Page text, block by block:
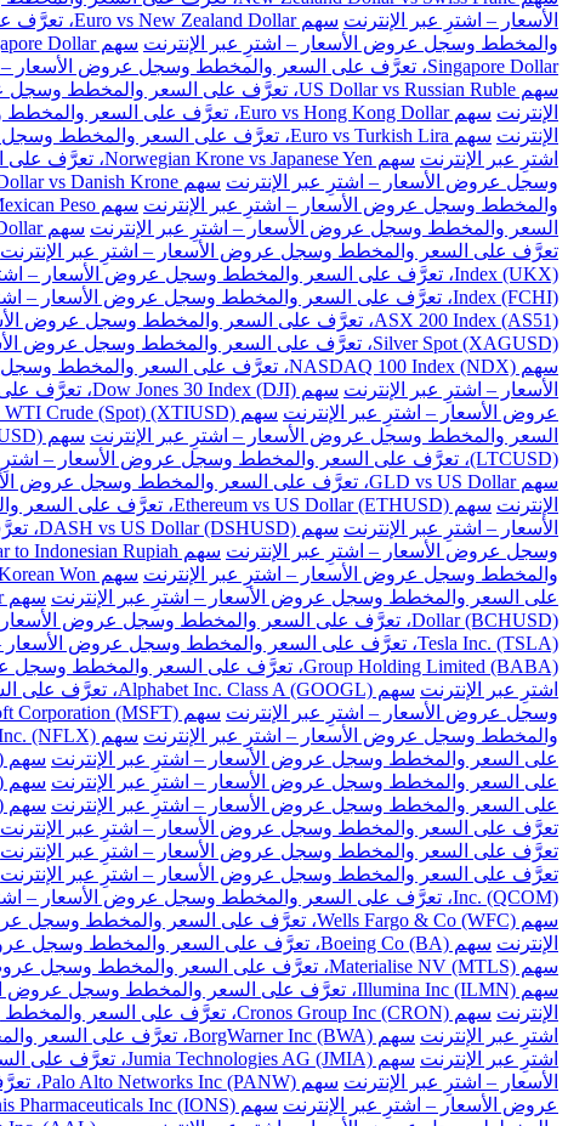
الأسعار – اشترِ عبر الإنترنت سهم Euro vs New Zealand Dollar، تعرَّف على السعر والمخطط وسجل عروض الأسعار – اشترِ عبر الإنترنت
والمخطط وسجل عروض الأسعار – اشترِ عبر الإنترنت سهم Great Britain Pound vs Singapore Dollar، تعرَّف على السعر والمخطط وسجل عروض الأسعار – اشترِ عبر الإنترنت
Singapore Dollar، تعرَّف على السعر والمخطط وسجل عروض الأسعار – اشترِ عبر الإنترنت
سهم US Dollar vs Russian Ruble، تعرَّف على السعر والمخطط وسجل عروض الأسعار – اشترِ عبر الإنترنت
الإنترنت سهم Euro vs Hong Kong Dollar، تعرَّف على السعر والمخطط وسجل عروض الأسعار – اشترِ عبر الإنترنت
الإنترنت سهم Euro vs Turkish Lira، تعرَّف على السعر والمخطط وسجل عروض الأسعار – اشترِ عبر الإنترنت
اشترِ عبر الإنترنت سهم Norwegian Krone vs Japanese Yen، تعرَّف على السعر والمخطط وسجل عروض الأسعار – اشترِ عبر الإنترنت
وسجل عروض الأسعار – اشترِ عبر الإنترنت سهم US Dollar vs Danish Krone، تعرَّف على السعر والمخطط وسجل عروض الأسعار – اشترِ عبر الإنترنت
والمخطط وسجل عروض الأسعار – اشترِ عبر الإنترنت سهم US Dollar vs Mexican Peso، تعرَّف على السعر والمخطط وسجل عروض الأسعار – اشترِ عبر الإنترنت
السعر والمخطط وسجل عروض الأسعار – اشترِ عبر الإنترنت سهم US Dollar vs Singapore Dollar، تعرَّف على السعر والمخطط وسجل عروض الأسعار – اشترِ عبر الإنترنت
تعرَّف على السعر والمخطط وسجل عروض الأسعار – اشترِ عبر الإنترنت
Index (UKX)، تعرَّف على السعر والمخطط وسجل عروض الأسعار – اشترِ عبر الإنترنت
Index (FCHI)، تعرَّف على السعر والمخطط وسجل عروض الأسعار – اشترِ عبر الإنترنت
ASX 200 Index (AS51)، تعرَّف على السعر والمخطط وسجل عروض الأسعار – اشترِ عبر الإنترنت
Silver Spot (XAGUSD)، تعرَّف على السعر والمخطط وسجل عروض الأسعار – اشترِ عبر الإنترنت
سهم NASDAQ 100 Index (NDX)، تعرَّف على السعر والمخطط وسجل عروض الأسعار – اشترِ عبر الإنترنت
الأسعار – اشترِ عبر الإنترنت سهم Dow Jones 30 Index (DJI)، تعرَّف على السعر والمخطط وسجل عروض الأسعار – اشترِ عبر الإنترنت
عروض الأسعار – اشترِ عبر الإنترنت سهم US WTI Crude (Spot) (XTIUSD)، تعرَّف على السعر والمخطط وسجل عروض الأسعار – اشترِ عبر الإنترنت
السعر والمخطط وسجل عروض الأسعار – اشترِ عبر الإنترنت سهم BitCoin vs US Dollar (BTCUSD)، تعرَّف على السعر والمخطط وسجل عروض الأسعار – اشترِ عبر الإنترنت
(LTCUSD)، تعرَّف على السعر والمخطط وسجل عروض الأسعار – اشترِ عبر الإنترنت
سهم GLD vs US Dollar، تعرَّف على السعر والمخطط وسجل عروض الأسعار – اشترِ عبر الإنترنت
الإنترنت سهم Ethereum vs US Dollar (ETHUSD)، تعرَّف على السعر والمخطط وسجل عروض الأسعار – اشترِ عبر الإنترنت
الأسعار – اشترِ عبر الإنترنت سهم DASH vs US Dollar (DSHUSD)، تعرَّف على السعر والمخطط وسجل عروض الأسعار – اشترِ عبر الإنترنت
وسجل عروض الأسعار – اشترِ عبر الإنترنت سهم US Dollar to Indonesian Rupiah، تعرَّف على السعر والمخطط وسجل عروض الأسعار – اشترِ عبر الإنترنت
والمخطط وسجل عروض الأسعار – اشترِ عبر الإنترنت سهم US Dollar to South Korean Won، تعرَّف على السعر والمخطط وسجل عروض الأسعار – اشترِ عبر الإنترنت
على السعر والمخطط وسجل عروض الأسعار – اشترِ عبر الإنترنت سهم US Dollar to Taiwan New Dollar، تعرَّف على السعر والمخطط وسجل عروض الأسعار – اشترِ عبر الإنترنت
Dollar (BCHUSD)، تعرَّف على السعر والمخطط وسجل عروض الأسعار – اشترِ عبر الإنترنت
Tesla Inc. (TSLA)، تعرَّف على السعر والمخطط وسجل عروض الأسعار – اشترِ عبر الإنترنت
Group Holding Limited (BABA)، تعرَّف على السعر والمخطط وسجل عروض الأسعار – اشترِ عبر الإنترنت
اشترِ عبر الإنترنت سهم Alphabet Inc. Class A (GOOGL)، تعرَّف على السعر والمخطط وسجل عروض الأسعار – اشترِ عبر الإنترنت
وسجل عروض الأسعار – اشترِ عبر الإنترنت سهم Microsoft Corporation (MSFT)، تعرَّف على السعر والمخطط وسجل عروض الأسعار – اشترِ عبر الإنترنت
والمخطط وسجل عروض الأسعار – اشترِ عبر الإنترنت سهم Netflix Inc. (NFLX)، تعرَّف على السعر والمخطط وسجل عروض الأسعار – اشترِ عبر الإنترنت
على السعر والمخطط وسجل عروض الأسعار – اشترِ عبر الإنترنت سهم Baidu Inc (BIDU)، تعرَّف على السعر والمخطط وسجل عروض الأسعار – اشترِ عبر الإنترنت
على السعر والمخطط وسجل عروض الأسعار – اشترِ عبر الإنترنت سهم Cisco Systems Inc. (CSCO)، تعرَّف على السعر والمخطط وسجل عروض الأسعار – اشترِ عبر الإنترنت
على السعر والمخطط وسجل عروض الأسعار – اشترِ عبر الإنترنت سهم Citigroup Inc. (C)، تعرَّف على السعر والمخطط وسجل عروض الأسعار – اشترِ عبر الإنترنت
تعرَّف على السعر والمخطط وسجل عروض الأسعار – اشترِ عبر الإنترنت
تعرَّف على السعر والمخطط وسجل عروض الأسعار – اشترِ عبر الإنترنت
تعرَّف على السعر والمخطط وسجل عروض الأسعار – اشترِ عبر الإنترنت
Inc. (QCOM)، تعرَّف على السعر والمخطط وسجل عروض الأسعار – اشترِ عبر الإنترنت
سهم Wells Fargo & Co (WFC)، تعرَّف على السعر والمخطط وسجل عروض الأسعار – اشترِ عبر الإنترنت
الإنترنت سهم Boeing Co (BA)، تعرَّف على السعر والمخطط وسجل عروض الأسعار – اشترِ عبر الإنترنت
سهم Materialise NV (MTLS)، تعرَّف على السعر والمخطط وسجل عروض الأسعار – اشترِ عبر الإنترنت
سهم Illumina Inc (ILMN)، تعرَّف على السعر والمخطط وسجل عروض الأسعار – اشترِ عبر الإنترنت
الإنترنت سهم Cronos Group Inc (CRON)، تعرَّف على السعر والمخطط وسجل عروض الأسعار – اشترِ عبر الإنترنت
اشترِ عبر الإنترنت سهم BorgWarner Inc (BWA)، تعرَّف على السعر والمخطط وسجل عروض الأسعار – اشترِ عبر الإنترنت
اشترِ عبر الإنترنت سهم Jumia Technologies AG (JMIA)، تعرَّف على السعر والمخطط وسجل عروض الأسعار – اشترِ عبر الإنترنت
الأسعار – اشترِ عبر الإنترنت سهم Palo Alto Networks Inc (PANW)، تعرَّف على السعر والمخطط وسجل عروض الأسعار – اشترِ عبر الإنترنت
عروض الأسعار – اشترِ عبر الإنترنت سهم Ionis Pharmaceuticals Inc (IONS)، تعرَّف على السعر والمخطط وسجل عروض الأسعار – اشترِ عبر الإنترنت